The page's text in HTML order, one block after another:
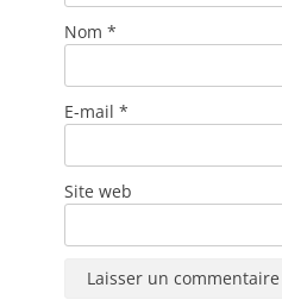
Nom *
E-mail *
Site web